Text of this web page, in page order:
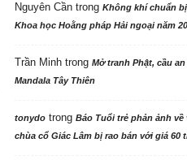
Nguyên Cầntrong Không khí chuẩn
Khoa học Hoằng pháp Hải ngoại năm
Trần Minhtrong Mở tranh Phật, cầu
Mandala Tây Thiên
tonydotrong Báo Tuổi trẻ phản ảnh về
chùa cổ Giác Lâm bị rao bán với giá 60